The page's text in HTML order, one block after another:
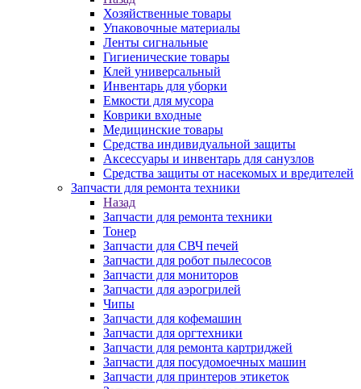
Хозяйственные товары
Упаковочные материалы
Ленты сигнальные
Гигиенические товары
Клей универсальный
Инвентарь для уборки
Емкости для мусора
Коврики входные
Медицинские товары
Средства индивидуальной защиты
Аксессуары и инвентарь для санузлов
Средства защиты от насекомых и вредителей
Запчасти для ремонта техники
Назад
Запчасти для ремонта техники
Тонер
Запчасти для СВЧ печей
Запчасти для робот пылесосов
Запчасти для мониторов
Запчасти для аэрогрилей
Чипы
Запчасти для кофемашин
Запчасти для оргтехники
Запчасти для ремонта картриджей
Запчасти для посудомоечных машин
Запчасти для принтеров этикеток